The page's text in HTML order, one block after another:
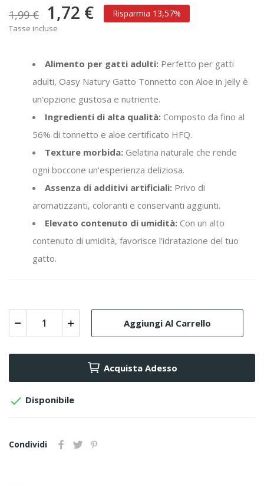
1,99 € 1,72 € Risparmia 13,57%
Tasse incluse
Alimento per gatti adulti: Perfetto per gatti
adulti, Oasy Natury Gatto Tonnetto con Aloe in Jelly è
un'opzione gustosa e nutriente.
Ingredienti di alta qualità: Composto da fino al
56% di tonnetto e aloe certificato HFQ.
Texture morbida: Gelatina naturale che rende
ogni boccone un'esperienza deliziosa.
Assenza di additivi artificiali: Privo di
aromatizzanti, coloranti e conservanti aggiunti.
Elevato contenuto di umidità: Con un alto
contenuto di umidità, favorisce l'idratazione del tuo
gatto.
Aggiungi Al Carrello
Acquista Adesso
 Disponibile
Condividi